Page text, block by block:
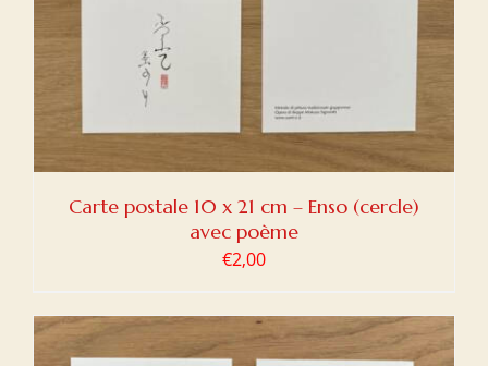
Carte postale 10 x 21 cm – Enso (cercle)
avec poème
€2,00